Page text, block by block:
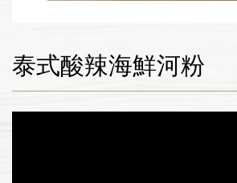
泰式酸辣海鮮河粉